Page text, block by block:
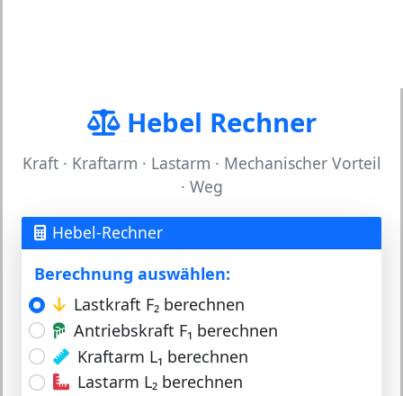
Hebel Rechner
Kraft · Kraftarm · Lastarm · Mechanischer Vorteil
· Weg
Hebel-Rechner
Berechnung auswählen:
Lastkraft F₂ berechnen
Antriebskraft F₁ berechnen
Kraftarm L₁ berechnen
Lastarm L₂ berechnen